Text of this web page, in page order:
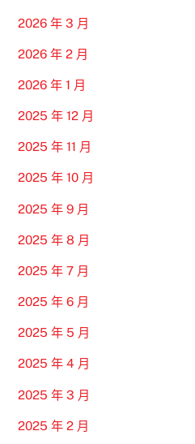
2026 年 3 月
2026 年 2 月
2026 年 1 月
2025 年 12 月
2025 年 11 月
2025 年 10 月
2025 年 9 月
2025 年 8 月
2025 年 7 月
2025 年 6 月
2025 年 5 月
2025 年 4 月
2025 年 3 月
2025 年 2 月